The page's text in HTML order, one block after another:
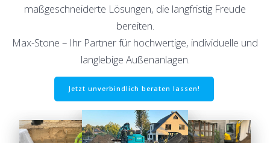
maßgeschneiderte Lösungen, die langfristig Freude
bereiten.
Max-Stone – Ihr Partner für hochwertige, individuelle und
langlebige Außenanlagen.
Jetzt unverbindlich beraten lassen!